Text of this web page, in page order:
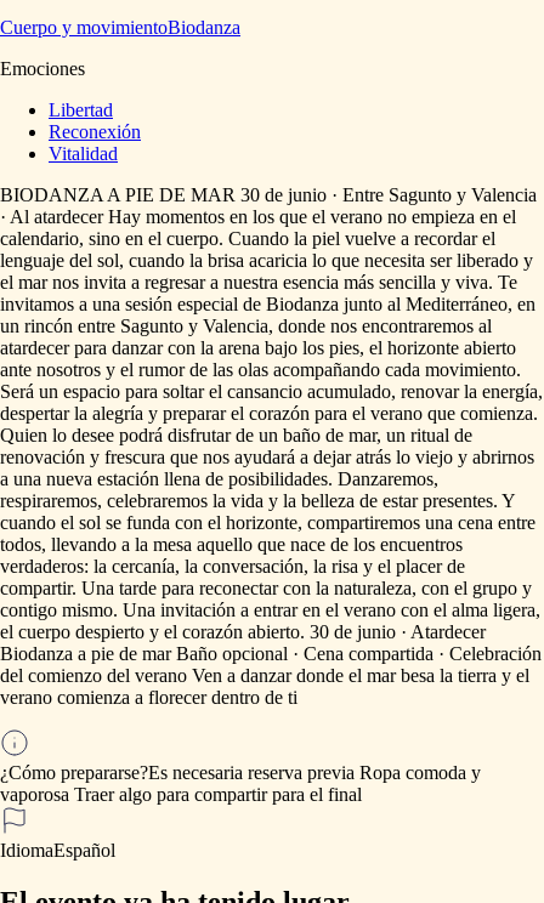
Cuerpo y movimientoBiodanza
Emociones
Libertad
Reconexión
Vitalidad
BIODANZA A PIE DE MAR 30 de junio · Entre Sagunto y Valencia
· Al atardecer Hay momentos en los que el verano no empieza en el
calendario, sino en el cuerpo. Cuando la piel vuelve a recordar el
lenguaje del sol, cuando la brisa acaricia lo que necesita ser liberado y
el mar nos invita a regresar a nuestra esencia más sencilla y viva. Te
invitamos a una sesión especial de Biodanza junto al Mediterráneo, en
un rincón entre Sagunto y Valencia, donde nos encontraremos al
atardecer para danzar con la arena bajo los pies, el horizonte abierto
ante nosotros y el rumor de las olas acompañando cada movimiento.
Será un espacio para soltar el cansancio acumulado, renovar la energía,
despertar la alegría y preparar el corazón para el verano que comienza.
Quien lo desee podrá disfrutar de un baño de mar, un ritual de
renovación y frescura que nos ayudará a dejar atrás lo viejo y abrirnos
a una nueva estación llena de posibilidades. Danzaremos,
respiraremos, celebraremos la vida y la belleza de estar presentes. Y
cuando el sol se funda con el horizonte, compartiremos una cena entre
todos, llevando a la mesa aquello que nace de los encuentros
verdaderos: la cercanía, la conversación, la risa y el placer de
compartir. Una tarde para reconectar con la naturaleza, con el grupo y
contigo mismo. Una invitación a entrar en el verano con el alma ligera,
el cuerpo despierto y el corazón abierto. 30 de junio · Atardecer
Biodanza a pie de mar Baño opcional · Cena compartida · Celebración
del comienzo del verano Ven a danzar donde el mar besa la tierra y el
verano comienza a florecer dentro de ti
¿Cómo prepararse?Es necesaria reserva previa Ropa comoda y
vaporosa Traer algo para compartir para el final
IdiomaEspañol